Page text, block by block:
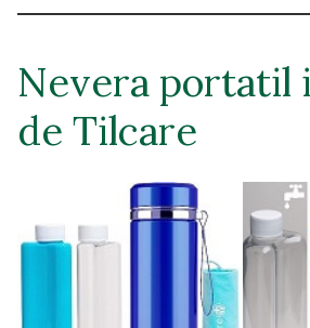
Nevera portatil
de Tilcare